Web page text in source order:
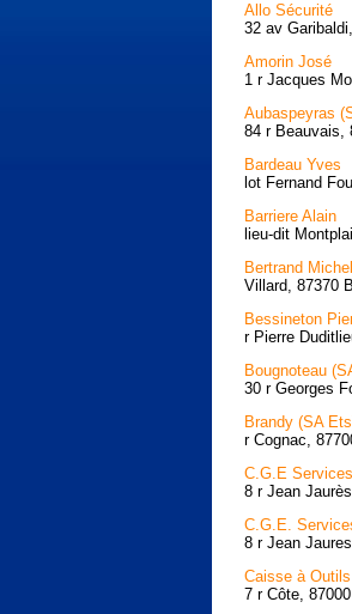
Allo Sécurité
32 av
Amorin José
1 r Jacques
Aubaspeyras
84 r Beauvais,
Bardeau Yves
lot Fernand
Barriere Alain
lieu-dit
Bertrand Michel
Villard, 87370
Bessineton
r Pierre
Bougnoteau
30 r Georges
Brandy (SA
r Cognac,
C.G.E Services
8 r Jean
C.G.E.
8 r Jean
Caisse à
7 r Côte,